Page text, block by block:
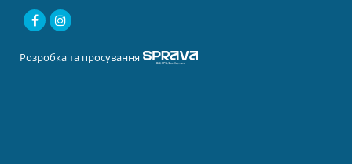
Розробка та просування